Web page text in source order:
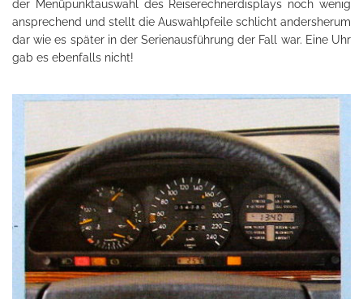
der Menüpunktauswahl des Reiserechnerdisplays noch wenig
ansprechend und stellt die Auswahlpfeile schlicht andersherum
dar wie es später in der Serienausführung der Fall war. Eine Uhr
gab es ebenfalls nicht!